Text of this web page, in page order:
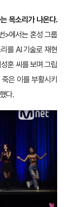
목소리가 나온다.
>에서는 혼성 그룹
를 AI 기술로 재현
훈 씨를 보며 그립
은 이를 부활시키
다.